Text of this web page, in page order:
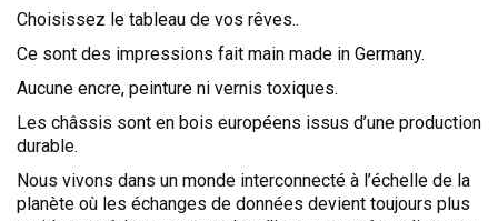
Choisissez le tableau de vos rêves..
Ce sont des impressions fait main made in Germany.
Aucune encre, peinture ni vernis toxiques.
Les châssis sont en bois européens issus d’une production
durable.
Nous vivons dans un monde interconnecté à l’échelle de la
planète où les échanges de données devient toujours plus